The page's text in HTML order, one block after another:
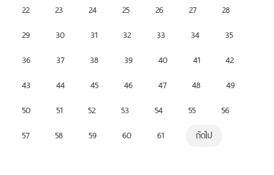
22
23 24 25 26 27
28
29
30 31 32 33 34
35
36
37 38 39 40 41
42
43
44 45 46 47 48
49
50
51 52 53 54 55
56
57
58 59 60 61 ถัดไป